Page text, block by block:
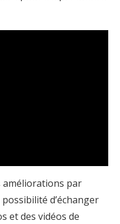
améliorations par
d’échanger
et des vidéos de